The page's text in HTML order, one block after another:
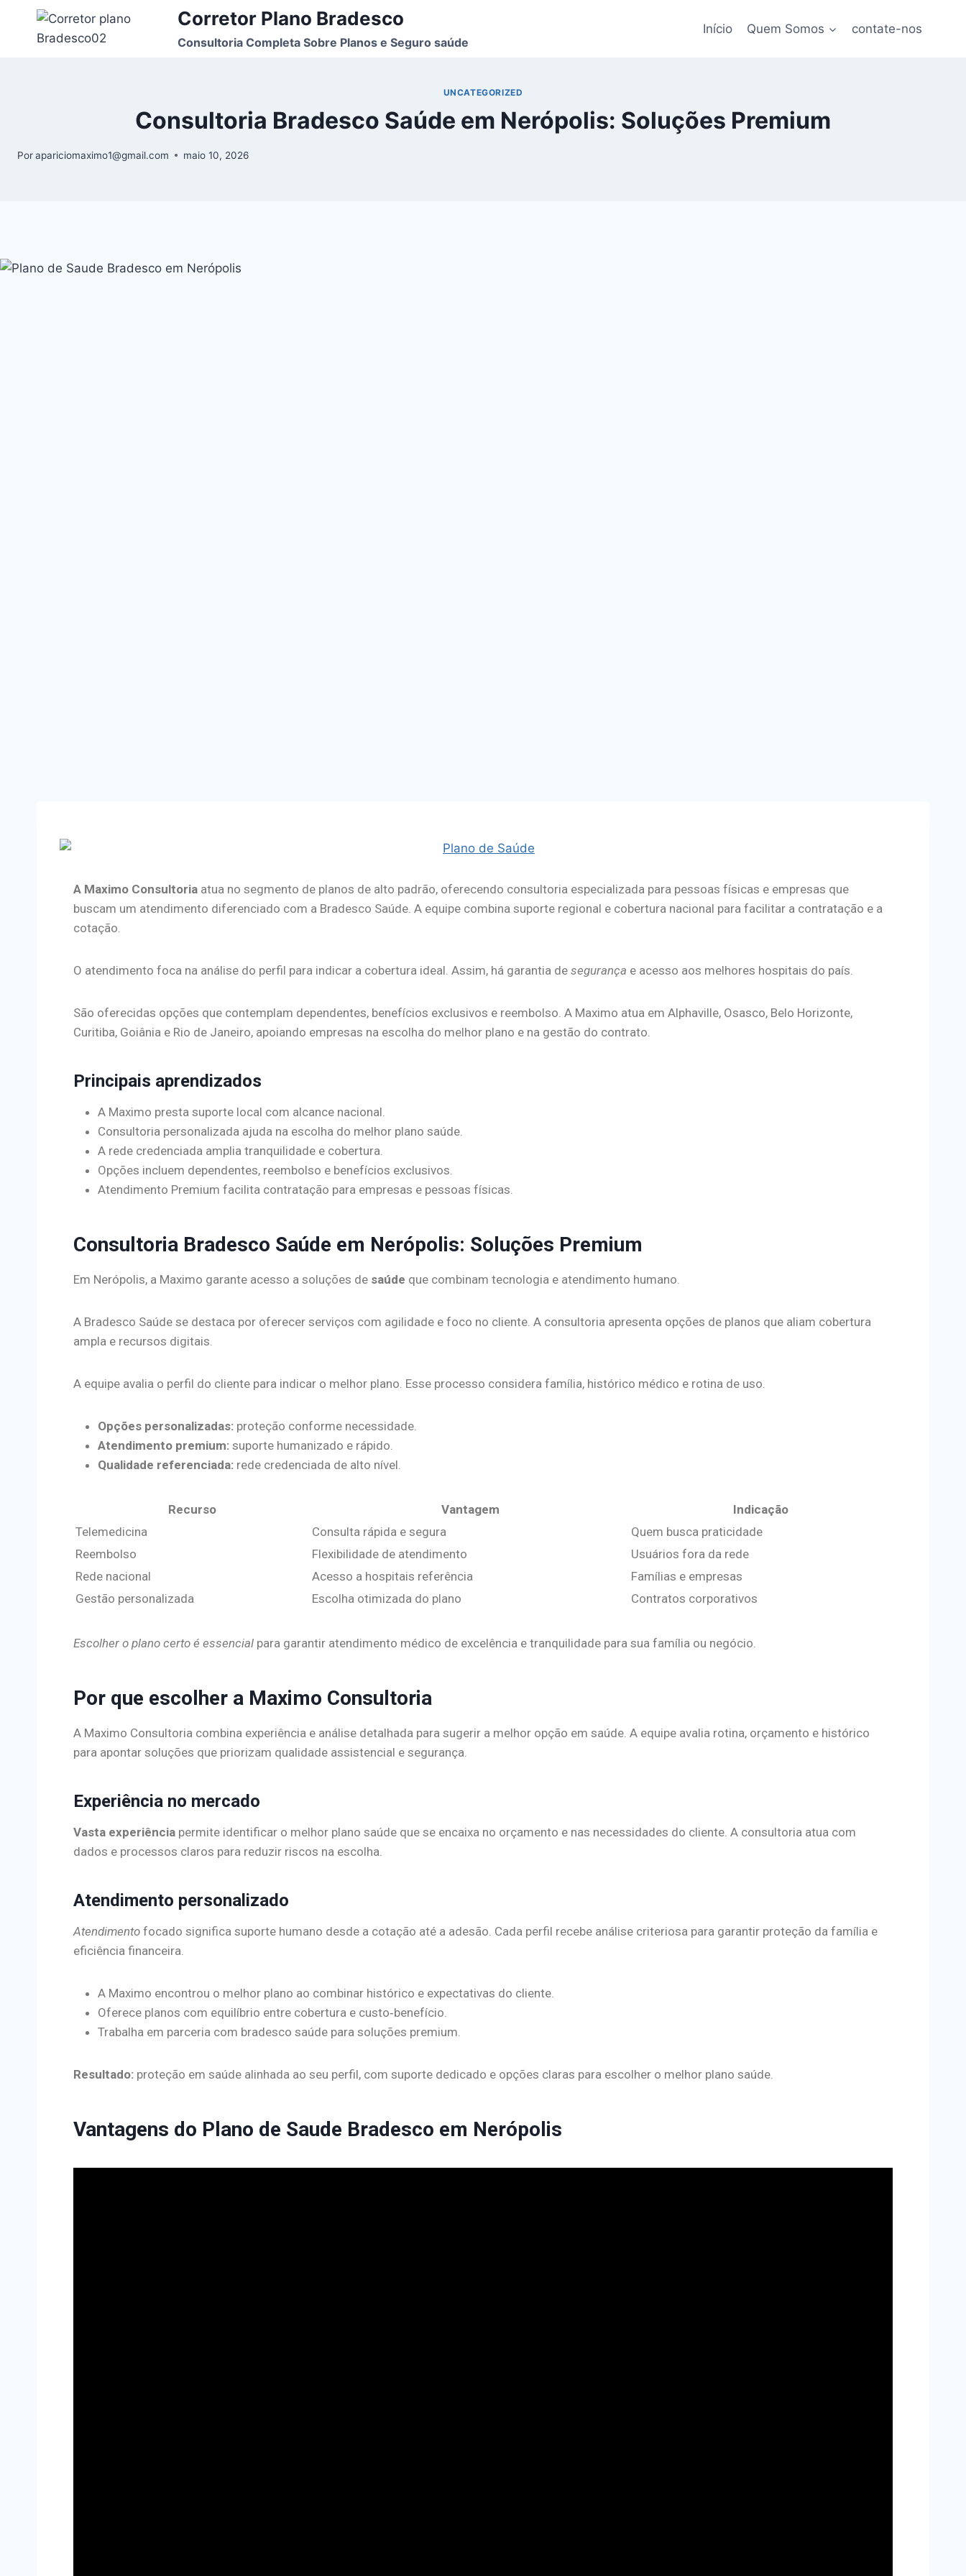
Corretor Plano Bradesco
Consultoria Completa Sobre Planos e Seguro saúde
Início Quem Somos contate-nos
UNCATEGORIZED
Consultoria Bradesco Saúde em Nerópolis: Soluções Premium
Porapariciomaximo1@gmail.com maio 10, 2026
A Maximo Consultoria atua no segmento de planos de alto padrão, oferecendo consultoria especializada para pessoas físicas e empresas que
buscam um atendimento diferenciado com a Bradesco Saúde. A equipe combina suporte regional e cobertura nacional para facilitar a contratação e a
cotação.
O atendimento foca na análise do perfil para indicar a cobertura ideal. Assim, há garantia de segurança e acesso aos melhores hospitais do país.
São oferecidas opções que contemplam dependentes, benefícios exclusivos e reembolso. A Maximo atua em Alphaville, Osasco, Belo Horizonte,
Curitiba, Goiânia e Rio de Janeiro, apoiando empresas na escolha do melhor plano e na gestão do contrato.
Principais aprendizados
A Maximo presta suporte local com alcance nacional.
Consultoria personalizada ajuda na escolha do melhor plano saúde.
A rede credenciada amplia tranquilidade e cobertura.
Opções incluem dependentes, reembolso e benefícios exclusivos.
Atendimento Premium facilita contratação para empresas e pessoas físicas.
Consultoria Bradesco Saúde em Nerópolis: Soluções Premium
Em Nerópolis, a Maximo garante acesso a soluções de saúde que combinam tecnologia e atendimento humano.
A Bradesco Saúde se destaca por oferecer serviços com agilidade e foco no cliente. A consultoria apresenta opções de planos que aliam cobertura
ampla e recursos digitais.
A equipe avalia o perfil do cliente para indicar o melhor plano. Esse processo considera família, histórico médico e rotina de uso.
Opções personalizadas: proteção conforme necessidade.
Atendimento premium: suporte humanizado e rápido.
Qualidade referenciada: rede credenciada de alto nível.
Recurso Vantagem
Indicação
Telemedicina
Consulta rápida e segura
Quem busca praticidade
Reembolso
Flexibilidade de atendimento
Usuários fora da rede
Rede nacional
Acesso a hospitais referência
Famílias e empresas
Gestão personalizada
Escolha otimizada do plano Contratos corporativos
Escolher o plano certo é essencial para garantir atendimento médico de excelência e tranquilidade para sua família ou negócio.
Por que escolher a Maximo Consultoria
A Maximo Consultoria combina experiência e análise detalhada para sugerir a melhor opção em saúde. A equipe avalia rotina, orçamento e histórico
para apontar soluções que priorizam qualidade assistencial e segurança.
Experiência no mercado
Vasta experiência permite identificar o melhor plano saúde que se encaixa no orçamento e nas necessidades do cliente. A consultoria atua com
dados e processos claros para reduzir riscos na escolha.
Atendimento personalizado
Atendimento focado significa suporte humano desde a cotação até a adesão. Cada perfil recebe análise criteriosa para garantir proteção da família e
eficiência financeira.
A Maximo encontrou o melhor plano ao combinar histórico e expectativas do cliente.
Oferece planos com equilíbrio entre cobertura e custo‑benefício.
Trabalha em parceria com bradesco saúde para soluções premium.
Resultado: proteção em saúde alinhada ao seu perfil, com suporte dedicado e opções claras para escolher o melhor plano saúde.
Vantagens do Plano de Saude Bradesco em Nerópolis